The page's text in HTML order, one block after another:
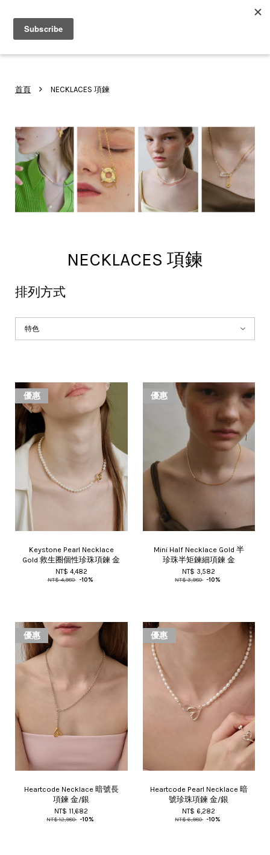
首頁 › NECKLACES 項鍊
NECKLACES 項鍊
排列方式
優惠
Keystone Pearl Necklace
Gold 救生圈個性珍珠項鍊 金
NT$ 4,482
NT$ 4,980 -10%
優惠
Mini Half Necklace Gold 半
珍珠半矩鍊細項鍊 金
NT$ 3,582
NT$ 3,980 -10%
優惠
Heartcode Necklace 暗號長
項鍊 金/銀
NT$ 11,682
NT$ 12,980 -10%
優惠
Heartcode Pearl Necklace 暗
號珍珠項鍊 金/銀
NT$ 6,282
NT$ 6,980 -10%
您的購物車目前還是空的。